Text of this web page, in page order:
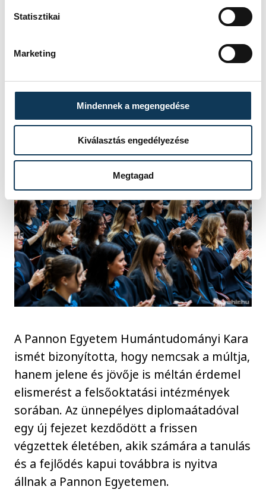
Statisztikai
Marketing
Mindennek a megengedése
Kiválasztás engedélyezése
Megtagad
Ezt követően megköszönték a
Humántudományi Kar tudományos és
akkreditációs dékánhelyettesének, Tóth
József Péternek a munkáját, aki egyéb
feladatai miatt lemondott tisztségéről és
elismerő oklevéllel méltatták sokrétű
tevékenységét.
A Pannon Egyetem Humántudományi Kara
ismét bizonyította, hogy nemcsak a múltja,
hanem jelene és jövője is méltán érdemel
elismerést a felsőoktatási intézmények
sorában. Az ünnepélyes diplomaátadóval
egy új fejezet kezdődött a frissen
végzettek életében, akik számára a tanulás
és a fejlődés kapui továbbra is nyitva
állnak a Pannon Egyetemen.